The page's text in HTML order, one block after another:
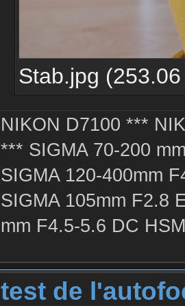
Stab.jpg
NIKON D7100 ***
*** SIGMA 70-200
SIGMA 120-400mm
SIGMA 105mm F2.8
mm F4.5-5.6 DC
test de